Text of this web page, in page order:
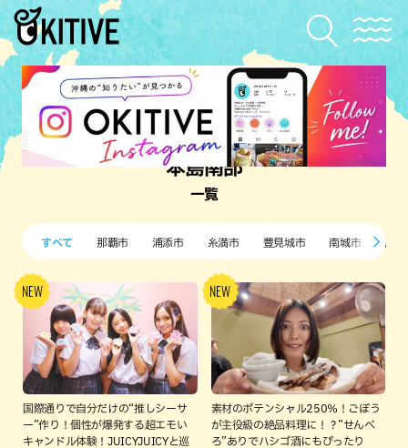
本島南部
一覧
すべて 那覇市 浦添市 糸満市 豊見城市 南城市 西原
国際通りで自分だけの“推しシーサ
ー”作り！個性が爆発する超エモい
キャンドル体験！JUICYJUICYと巡
素材のポテンシャル250％！ごぼう
が主役級の絶品料理に！？”せんべ
ろ”ありでハシゴ酒にもぴったり